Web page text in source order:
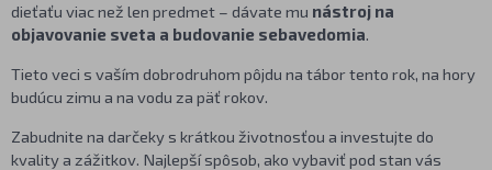
dieťaťu viac než len predmet – dávate mu nástroj na
objavovanie sveta a budovanie sebavedomia.
Tieto veci s vaším dobrodruhom pôjdu na tábor tento rok, na hory
budúcu zimu a na vodu za päť rokov.
Zabudnite na darčeky s krátkou životnosťou a investujte do
kvality a zážitkov. Najlepší spôsob, ako vybaviť pod stan vás